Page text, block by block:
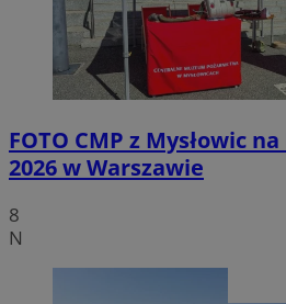
FOTO CMP z Mysłowic
2026 w Warszawie
8
N